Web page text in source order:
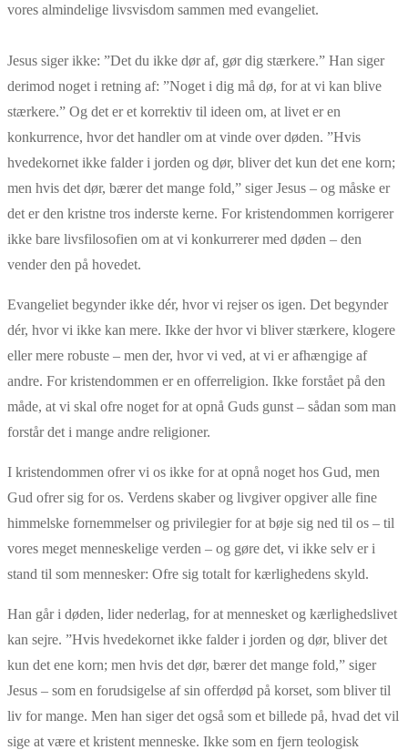
vores almindelige livsvisdom sammen med evangeliet.
Jesus siger ikke: ”Det du ikke dør af, gør dig stærkere.” Han siger
derimod noget i retning af: ”Noget i dig må dø, for at vi kan blive
stærkere.” Og det er et korrektiv til ideen om, at livet er en
konkurrence, hvor det handler om at vinde over døden. ”Hvis
hvedekornet ikke falder i jorden og dør, bliver det kun det ene korn;
men hvis det dør, bærer det mange fold,” siger Jesus – og måske er
det er den kristne tros inderste kerne. For kristendommen korrigerer
ikke bare livsfilosofien om at vi konkurrerer med døden – den
vender den på hovedet.
Evangeliet begynder ikke dér, hvor vi rejser os igen. Det begynder
dér, hvor vi ikke kan mere. Ikke der hvor vi bliver stærkere, klogere
eller mere robuste – men der, hvor vi ved, at vi er afhængige af
andre. For kristendommen er en offerreligion. Ikke forstået på den
måde, at vi skal ofre noget for at opnå Guds gunst – sådan som man
forstår det i mange andre religioner.
I kristendommen ofrer vi os ikke for at opnå noget hos Gud, men
Gud ofrer sig for os. Verdens skaber og livgiver opgiver alle fine
himmelske fornemmelser og privilegier for at bøje sig ned til os – til
vores meget menneskelige verden – og gøre det, vi ikke selv er i
stand til som mennesker: Ofre sig totalt for kærlighedens skyld.
Han går i døden, lider nederlag, for at mennesket og kærlighedslivet
kan sejre. ”Hvis hvedekornet ikke falder i jorden og dør, bliver det
kun det ene korn; men hvis det dør, bærer det mange fold,” siger
Jesus – som en forudsigelse af sin offerdød på korset, som bliver til
liv for mange. Men han siger det også som et billede på, hvad det vil
sige at være et kristent menneske. Ikke som en fjern teologisk